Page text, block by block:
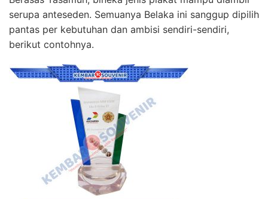
serupa anteseden. Semuanya Belaka ini sanggup dipilih
pantas per kebutuhan dan ambisi sendiri-sendiri,
berikut contohnya.